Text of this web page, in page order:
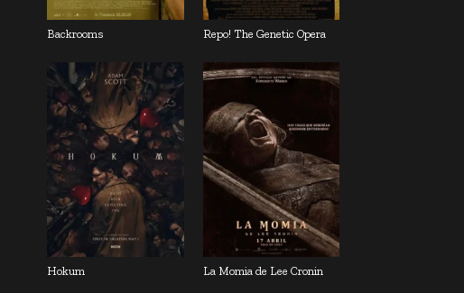
Backrooms Repo! The Genetic Opera
Hokum La Momia de Lee Cronin